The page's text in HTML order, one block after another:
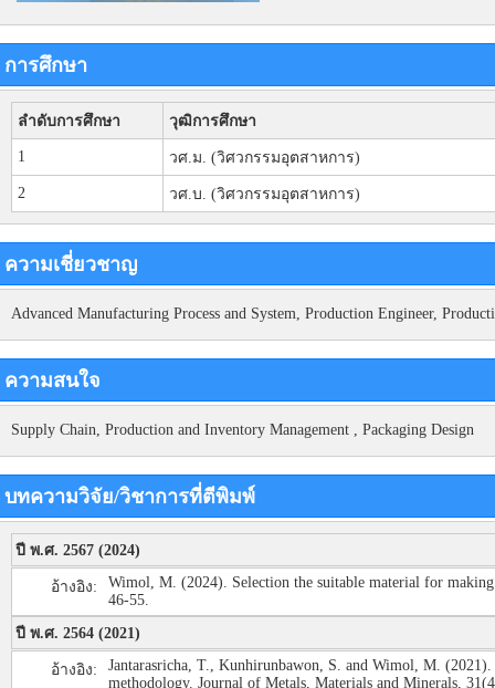
การศึกษา
ลำดับการศึกษา วุฒิการศึกษา
1 วศ.ม. (วิศวกรรมอุตสาหการ)
2 วศ.บ. (วิศวกรรมอุตสาหการ)
ความเชี่ยวชาญ
Advanced Manufacturing Process and System, Production Engineer,
ความสนใจ
Supply Chain, Production and Inventory Management , Packaging Design
บทความวิจัย/วิชาการที่ตีพิมพ์
ปี พ.ศ. 2567 (2024)
อ้างอิง:
Wimol, M. (2024). Selection the suitable material for
46-55.
ปี พ.ศ. 2564 (2021)
อ้างอิง:
Jantarasricha, T., Kunhirunbawon, S. and Wimol, M.
methodology. Journal of Metals, Materials and Minerals,